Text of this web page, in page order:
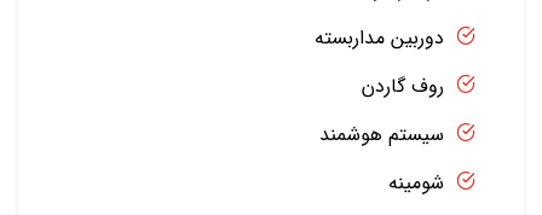
دوربین مداربسته
روف گاردن
سیستم هوشمند
شومینه